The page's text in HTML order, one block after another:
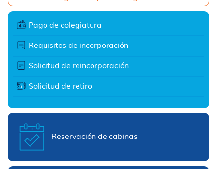
Pago de colegiatura
Requisitos de incorporación
Solicitud de reincorporación
Solicitud de retiro
Reservación de cabinas